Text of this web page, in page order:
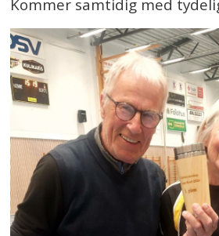
Kommer samtidig med